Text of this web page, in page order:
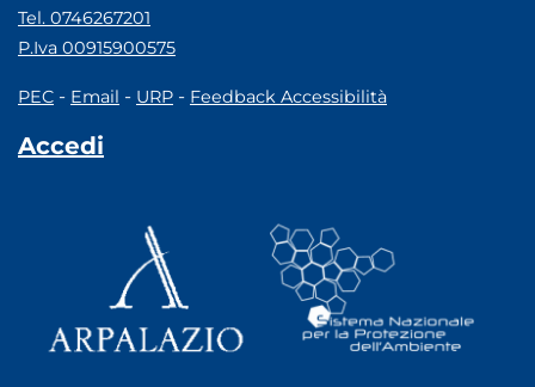
Tel. 0746267201
P.Iva 00915900575
PEC - Email - URP - Feedback Accessibilità
Accedi